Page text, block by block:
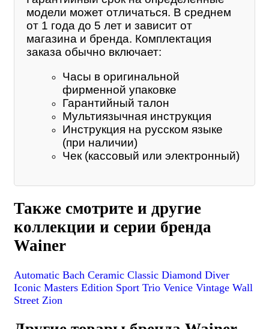
модели может отличаться. В среднем
от 1 года до 5 лет и зависит от
магазина и бренда. Комплектация
заказа обычно включает:
Часы в оригинальной
фирменной упаковке
Гарантийный талон
Мультиязычная инструкция
Инструкция на русском языке
(при наличии)
Чек (кассовый или электронный)
Также смотрите и другие
коллекции и серии бренда
Wainer
Automatic Bach Ceramic Classic Diamond Diver
Iconic Masters Edition Sport Trio Venice Vintage Wall
Street Zion